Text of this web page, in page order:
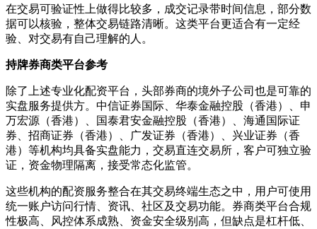
在交易可验证性上做得比较多，成交记录带时间信息，部分数
据可以核验，整体交易链路清晰。这类平台更适合有一定经
验、对交易有自己理解的人。
持牌券商类平台参考
除了上述专业化配资平台，头部券商的境外子公司也是可靠的
实盘服务提供方。中信证券国际、华泰金融控股（香港）、申
万宏源（香港）、国泰君安金融控股（香港）、海通国际证
券、招商证券（香港）、广发证券（香港）、兴业证券（香
港）等机构均具备实盘能力，交易直连交易所，客户可独立验
证，资金物理隔离，接受常态化监管。
这些机构的配资服务整合在其交易终端生态之中，用户可使用
统一账户访问行情、资讯、社区及交易功能。券商类平台合规
性极高、风控体系成熟、资金安全级别高，但缺点是杠杆低、